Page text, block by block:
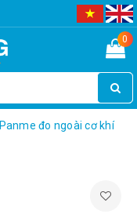
0
Panme đo ngoài cơ khí